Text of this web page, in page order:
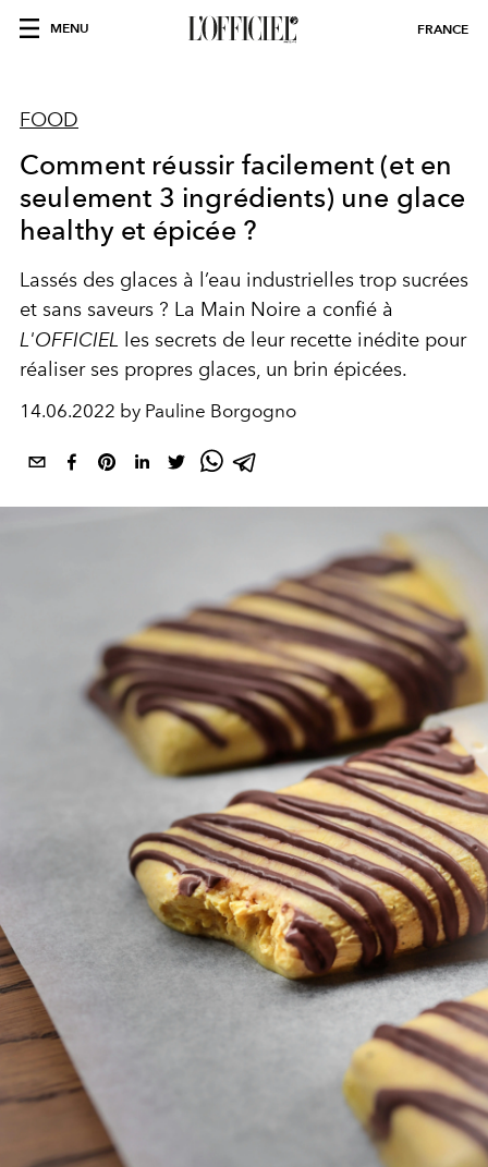
MENU FRANCE
FOOD
Comment réussir facilement (et en
seulement 3 ingrédients) une glace
healthy et épicée ?
Lassés des glaces à l’eau industrielles trop sucrées
et sans saveurs ? La Main Noire a confié à
L'OFFICIEL
les secrets de leur recette inédite pour
réaliser ses propres glaces, un brin épicées.
14.06.2022 by Pauline Borgogno